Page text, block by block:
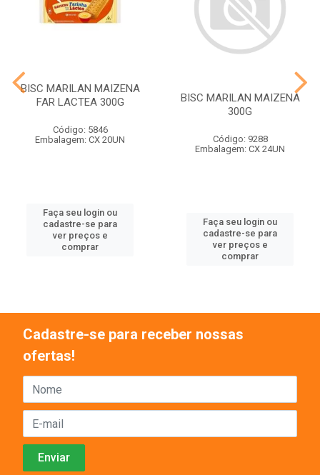
BISC MARILAN MAIZENA
FAR LACTEA 300G
Código: 5846
Embalagem: CX 20UN
Faça seu login ou
cadastre-se para
ver preços e
comprar
BISC MARILAN MAIZENA
300G
Código: 9288
Embalagem: CX 24UN
Faça seu login ou
cadastre-se para
ver preços e
comprar
Cadastre-se para receber nossas
ofertas!